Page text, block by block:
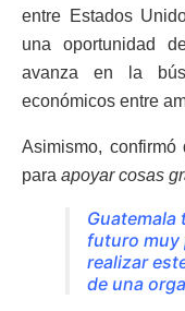
entre Estados
una oportunidad
avanza en la
económicos entre
Asimismo,
para apoyar cosas
Guatemala
futuro muy
realizar
de una